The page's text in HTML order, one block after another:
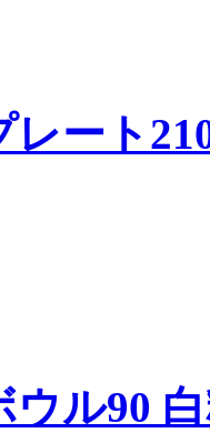
レート
ウル90